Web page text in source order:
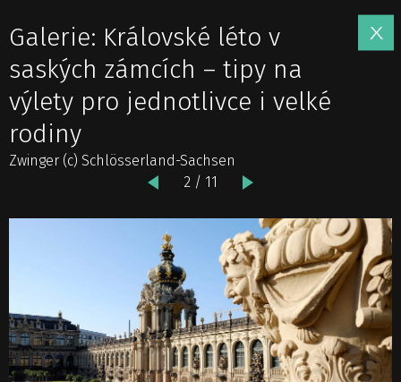
Galerie: Královské léto v
saských zámcích – tipy na
výlety pro jednotlivce i velké
rodiny
Zwinger (c) Schlösserland-Sachsen
2 / 11